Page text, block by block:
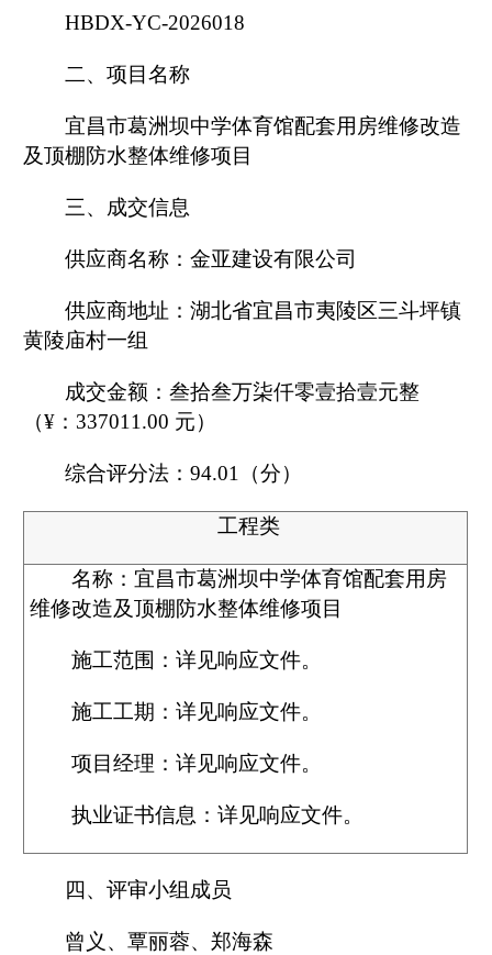
HBDX-YC-2026018
二、项目名称
宜昌市葛洲坝中学体育馆配套用房维修改造
及顶棚防水整体维修项目
三、成交信息
供应商名称：金亚建设有限公司
供应商地址：湖北省宜昌市夷陵区三斗坪镇
黄陵庙村一组
成交金额：叁拾叁万柒仟零壹拾壹元整
（¥ ： 337011.00 元）
综合评分法： 94.01 （分）
工程类
名称： 宜昌市葛洲坝中学体育馆配套用房
维修改造及顶棚防水整体维修项目
施工范围：详见响应文件。
施工工期：详见响应文件。
项目经理：详见响应文件。
执业证书信息：详见响应文件。
四、评审小组成员
曾义、覃丽蓉、郑海森